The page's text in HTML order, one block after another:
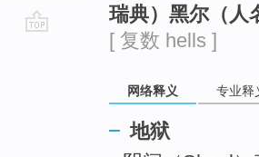
瑞典）黑尔（人
[ 复数 hells ]
网络释义 专业释
地狱